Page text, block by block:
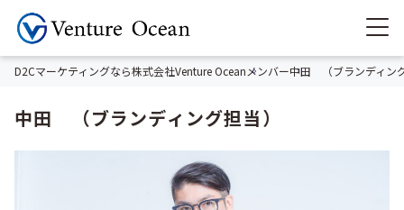
D2Cマーケティングなら株式会社Venture Ocean メンバー中田 （ブランディン
中田 （ブランディング担当）